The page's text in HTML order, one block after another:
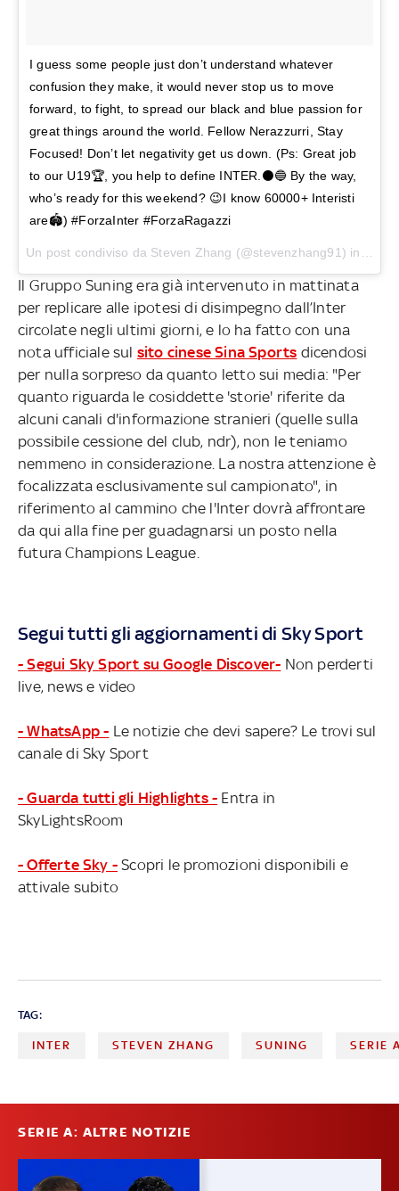
I guess some people just don’t understand whatever
confusion they make, it would never stop us to move
forward, to fight, to spread our black and blue passion for
great things around the world. Fellow Nerazzurri, Stay
Focused! Don’t let negativity get us down. (Ps: Great job
to our U19🏆, you help to define INTER.⚫️🔵 By the way,
who’s ready for this weekend? 😉I know 60000+ Interisti
are🏟) #ForzaInter #ForzaRagazzi
Un post condiviso da Steven Zhang (@stevenzhang91) in data:
Il Gruppo Suning era già intervenuto in mattinata
per replicare alle ipotesi di disimpegno dall’Inter
circolate negli ultimi giorni, e lo ha fatto con una
nota ufficiale sul sito cinese Sina Sports dicendosi
per nulla sorpreso da quanto letto sui media: "Per
quanto riguarda le cosiddette 'storie' riferite da
alcuni canali d'informazione stranieri (quelle sulla
possibile cessione del club, ndr), non le teniamo
nemmeno in considerazione. La nostra attenzione è
focalizzata esclusivamente sul campionato", in
riferimento al cammino che l'Inter dovrà affrontare
da qui alla fine per guadagnarsi un posto nella
futura Champions League.
Segui tutti gli aggiornamenti di Sky Sport
- Segui Sky Sport su Google Discover- Non perderti
live, news e video
- WhatsApp - Le notizie che devi sapere? Le trovi sul
canale di Sky Sport
- Guarda tutti gli Highlights - Entra in
SkyLightsRoom
- Offerte Sky - Scopri le promozioni disponibili e
attivale subito
TAG:
INTER STEVEN ZHANG SUNING SERIE
SERIE A: ALTRE NOTIZIE